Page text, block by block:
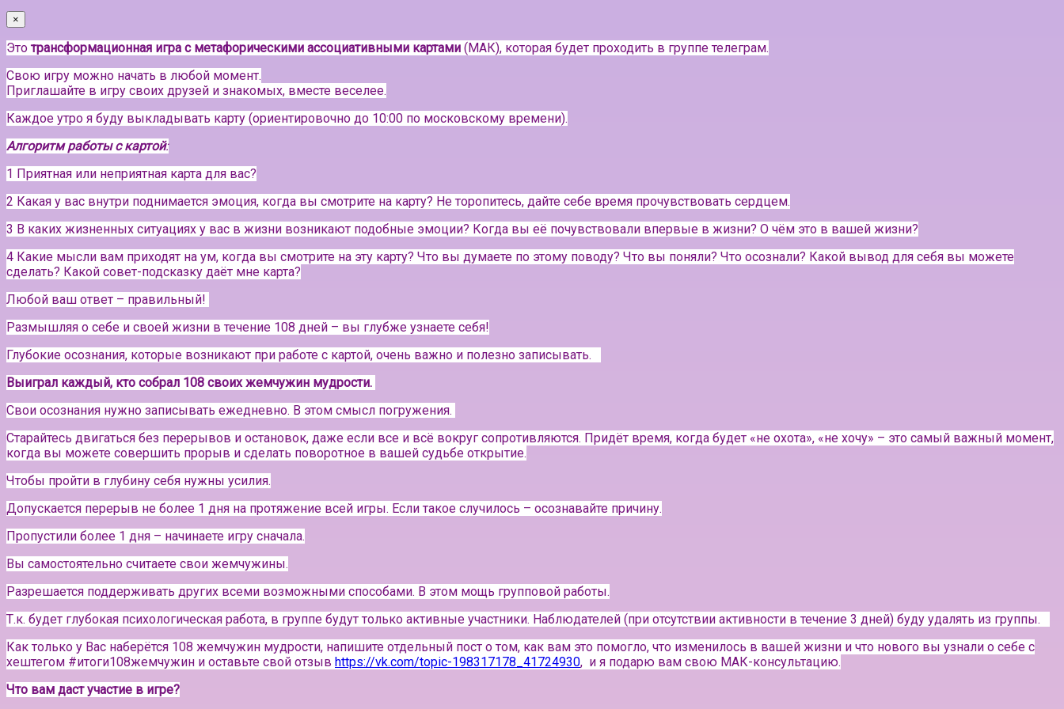
×
Это трансформационная игра с метафорическими ассоциативными картами (МАК), которая будет проходить в группе телеграм.
Свою игру можно начать в любой момент.
Приглашайте в игру своих друзей и знакомых, вместе веселее.
Каждое утро я буду выкладывать карту (ориентировочно до 10:00 по московскому времени).
Алгоритм работы с картой:
1 Приятная или неприятная карта для вас?
2 Какая у вас внутри поднимается эмоция, когда вы смотрите на карту? Не торопитесь, дайте себе время прочувствовать сердцем.
3 В каких жизненных ситуациях у вас в жизни возникают подобные эмоции? Когда вы её почувствовали впервые в жизни? О чём это в вашей жизни?
4 Какие мысли вам приходят на ум, когда вы смотрите на эту карту? Что вы думаете по этому поводу? Что вы поняли? Что осознали? Какой вывод для себя вы можете
сделать? Какой совет-подсказку даёт мне карта?
Любой ваш ответ – правильный!
Размышляя о себе и своей жизни в течение 108 дней – вы глубже узнаете себя!
Глубокие осознания, которые возникают при работе с картой, очень важно и полезно записывать.⠀
Выиграл каждый, кто собрал 108 своих жемчужин мудрости.
Свои осознания нужно записывать ежедневно. В этом смысл погружения.
Старайтесь двигаться без перерывов и остановок, даже если все и всё вокруг сопротивляются. Придёт время, когда будет «не охота», «не хочу» – это самый важный момент,
когда вы можете совершить прорыв и сделать поворотное в вашей судьбе открытие.
Чтобы пройти в глубину себя нужны усилия.
Допускается перерыв не более 1 дня на протяжение всей игры. Если такое случилось – осознавайте причину.
Пропустили более 1 дня – начинаете игру сначала.
Вы самостоятельно считаете свои жемчужины.
Разрешается поддерживать других всеми возможными способами. В этом мощь групповой работы.
Т.к. будет глубокая психологическая работа, в группе будут только активные участники. Наблюдателей (при отсутствии активности в течение 3 дней) буду удалять из группы.⠀
Как только у Вас наберётся 108 жемчужин мудрости, напишите отдельный пост о том, как вам это помогло, что изменилось в вашей жизни и что нового вы узнали о себе с
хештегом #итоги108жемчужин и оставьте свой отзыв https://vk.com/topic-198317178_41724930, и я подарю вам свою МАК-консультацию.
Что вам даст участие в игре?